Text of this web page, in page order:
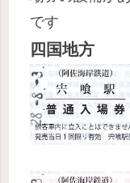
です
四国地方